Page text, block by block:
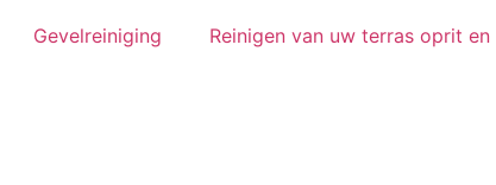
Gevelreiniging Reinigen van uw terras oprit en